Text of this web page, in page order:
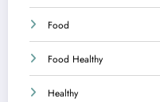
Food
Food Healthy
Healthy